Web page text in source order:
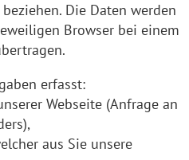
Die Daten werden
Browser bei einem
erfasst:
Webseite (Anfrage an
aus Sie unsere